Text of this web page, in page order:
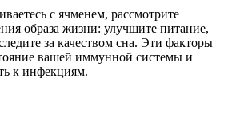
с ячменем, рассмотрите
образа жизни: улучшите питание,
за качеством сна. Эти факторы
вашей иммунной системы и
к инфекциям.